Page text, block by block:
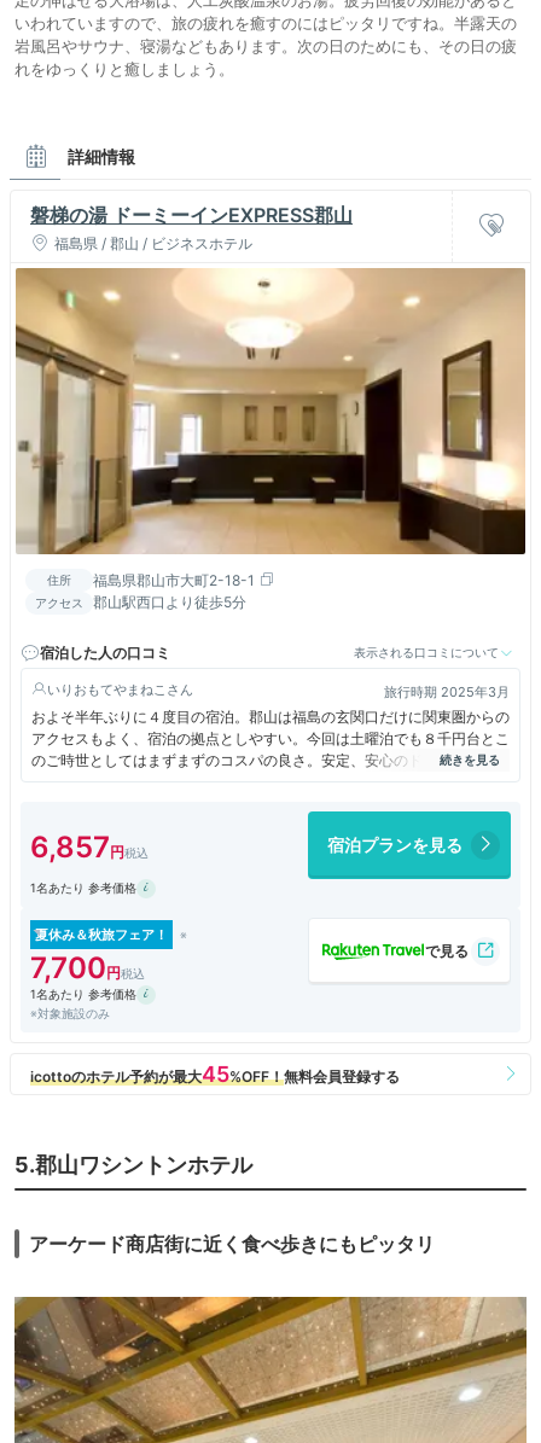
いわれていますので、旅の疲れを癒すのにはピッタリですね。半露天の
岩風呂やサウナ、寝湯などもあります。次の日のためにも、その日の疲
れをゆっくりと癒しましょう。
詳細情報
磐梯の湯 ドーミーインEXPRESS郡山
福島県 / 郡山 / ビジネスホテル
住所 福島県郡山市大町2-18-1
アクセス 郡山駅西口より徒歩5分
宿泊した人の口コミ 表示される口コミについて
いりおもてやまねこ 旅行時期 2025年3月
およそ半年ぶりに４度目の宿泊。郡山は福島の玄関口だけに関東圏からの
アクセスもよく、宿泊の拠点としやすい。今回は土曜泊でも８千円台とこ
のご時世としてはまずまずのコスパの良さ。安定、安心のドーミーインク
オリティで良かったです。
6,857 宿泊プランを見る
1名あたり 参考価格
夏休み＆秋旅フェア！
7,700
1名あたり 参考価格
※対象施設のみ
5.郡山ワシントンホテル
アーケード商店街に近く食べ歩きにもピッタリ